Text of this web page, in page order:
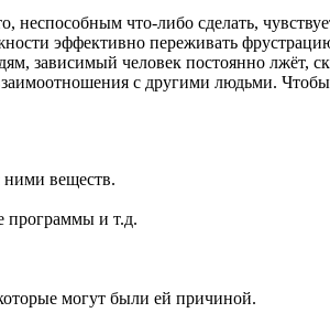
что-либо сделать,
эффективно переживать
зависимый человек постоянно лжёт,
с другими людьми.
ними веществ.
программы и т.д.
могут были ей причиной.